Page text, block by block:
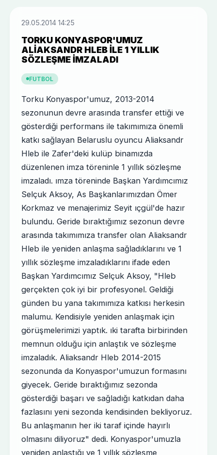
29.05.2014 14:25
TORKU KONYASPOR'UMUZ
ALIAKSANDR HLEB ILE 1 YILLIK
SÖZLEŞME IMZALADI
FUTBOL
Torku Konyaspor'umuz, 2013-2014
sezonunun devre arasında transfer ettiği ve
gösterdiği performans ile takımımıza önemli
katkı sağlayan Belaruslu oyuncu Aliaksandr
Hleb ile Zafer'deki kulüp binamızda
düzenlenen imza töreninle 1 yıllık sözleşme
imzaladı. ımza töreninde Başkan Yardımcımız
Selçuk Aksoy, As Başkanlarımızdan Ömer
Korkmaz ve menajerimiz Seyit ıçgül'de hazır
bulundu. Geride bıraktığımız sezonun devre
arasında takımımıza transfer olan Aliaksandr
Hleb ile yeniden anlaşma sağladıklarını ve 1
yıllık sözleşme imzaladıklarını ifade eden
Başkan Yardımcımız Selçuk Aksoy, "Hleb
gerçekten çok iyi bir profesyonel. Geldiği
günden bu yana takımımıza katkısı herkesin
malumu. Kendisiyle yeniden anlaşmak için
görüşmelerimizi yaptık. ıki tarafta birbirinden
memnun olduğu için anlaştık ve sözleşme
imzaladık. Aliaksandr Hleb 2014-2015
sezonunda da Konyaspor'umuzun formasını
giyecek. Geride bıraktığımız sezonda
gösterdiği başarı ve sağladığı katkıdan daha
fazlasını yeni sezonda kendisinden bekliyoruz.
Bu anlaşmanın her iki taraf içinde hayırlı
olmasını diliyoruz" dedi. Konyaspor'umuzla
yeniden anlaştığı ve 1 yıllık sözleşme